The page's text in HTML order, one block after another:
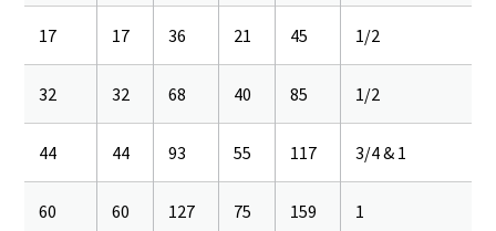
17 17 36 21 45 1/2
32 32 68 40 85 1/2
44 44 93 55 117 3/4 & 1
60 60 127 75 159 1